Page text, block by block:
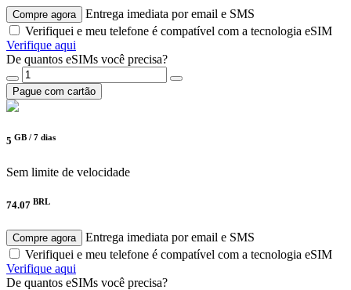
Compre agora
Entrega imediata por email e SMS
Verifiquei e meu telefone é compatível com a tecnologia eSIM
Verifique aqui
De quantos eSIMs você precisa?
Pague com cartão
5 GB / 7 dias
Sem limite de velocidade
74.07 BRL
Compre agora
Entrega imediata por email e SMS
Verifiquei e meu telefone é compatível com a tecnologia eSIM
Verifique aqui
De quantos eSIMs você precisa?